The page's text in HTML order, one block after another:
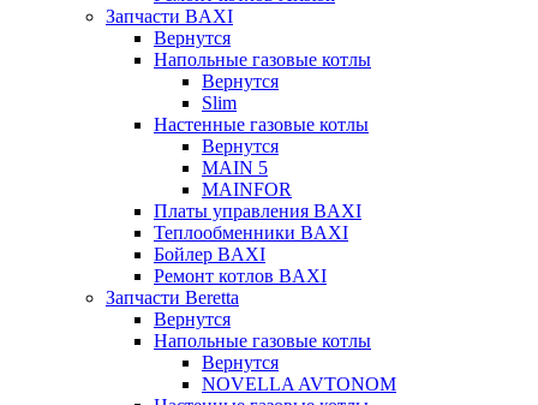
Запчасти BAXI
Вернутся
Напольные газовые котлы
Вернутся
Slim
Настенные газовые котлы
Вернутся
MAIN 5
MAINFOR
Платы управления BAXI
Теплообменники BAXI
Бойлер BAXI
Ремонт котлов BAXI
Запчасти Beretta
Вернутся
Напольные газовые котлы
Вернутся
NOVELLA AVTONOM